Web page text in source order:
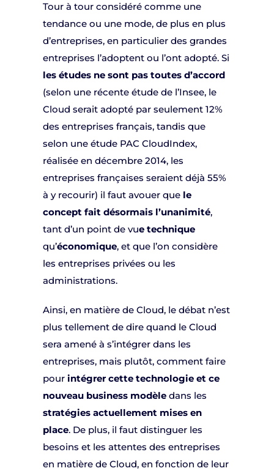
Tour à tour considéré comme une
tendance ou une mode, de plus en plus
d’entreprises, en particulier des grandes
entreprises l’adoptent ou l’ont adopté. Si
les études ne sont pas toutes d’accord
(selon une récente étude de l’Insee, le
Cloud serait adopté par seulement 12%
des entreprises français, tandis que
selon une étude PAC CloudIndex,
réalisée en décembre 2014, les
entreprises françaises seraient déjà 55%
à y recourir) il faut avouer quele
concept fait désormais l’unanimité,
tant d’un point de vue technique
qu’économique, et que l’on considère
les entreprises privées ou les
administrations.
Ainsi, en matière de Cloud, le débat n’est
plus tellement de dire quand le Cloud
sera amené à s’intégrer dans les
entreprises, mais plutôt, comment faire
pour intégrer cette technologie et ce
nouveau business modèledans les
stratégies actuellement mises en
place. De plus, il faut distinguer les
besoins et les attentes des entreprises
en matière de Cloud, en fonction de leur